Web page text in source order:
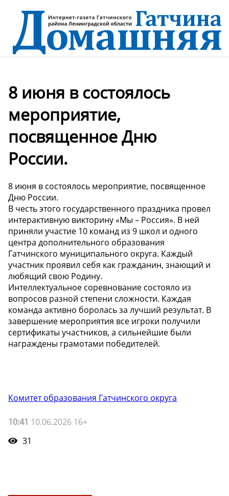
8 июня в состоялось
мероприятие,
посвященное Дню
России.
8 июня в состоялось мероприятие, посвященное
Дню России.
В честь этого государственного праздника провел
интерактивную викторину «Мы – Россия». В ней
приняли участие 10 команд из 9 школ и одного
центра дополнительного образования
Гатчинского муниципального округа. Каждый
участник проявил себя как гражданин, знающий и
любящий свою Родину.
Интеллектуальное соревнование состояло из
вопросов разной степени сложности. Каждая
команда активно боролась за лучший результат. В
завершение мероприятия все игроки получили
сертификаты участников, а сильнейшие были
награждены грамотами победителей.
Комитет образования Гатчинского округа
10:41 10.06.2026 16+
31